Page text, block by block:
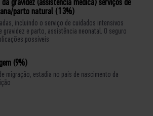
gravidez (assistência médica) serviços de
parto natural (13%)
incluindo o serviço de cuidados intensivos
gravidez e parto, assistência neonatal. O seguro
possíveis
(9%)
migração, estadia no país de nascimento da